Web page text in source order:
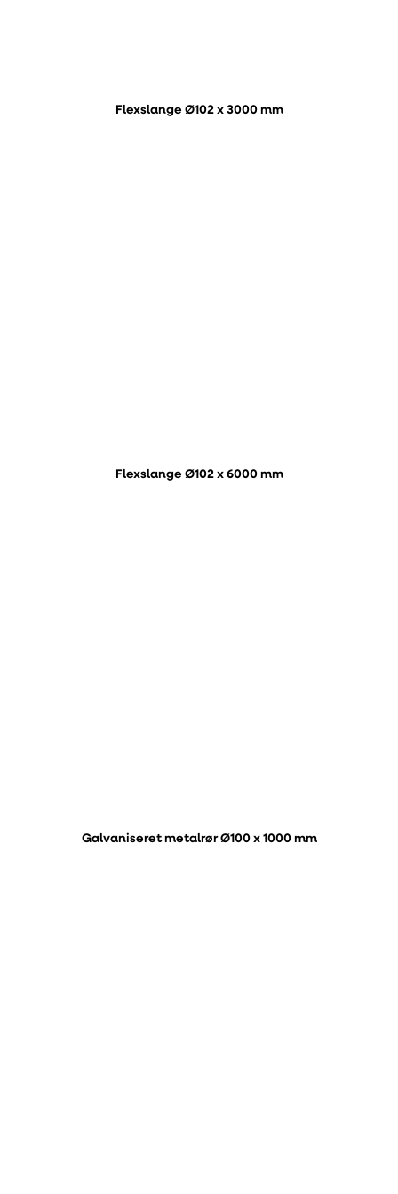
Flexslange Ø102 x 3000 mm
Flexslange Ø102 x 6000 mm
Galvaniseret metalrør Ø100 x 1000 mm